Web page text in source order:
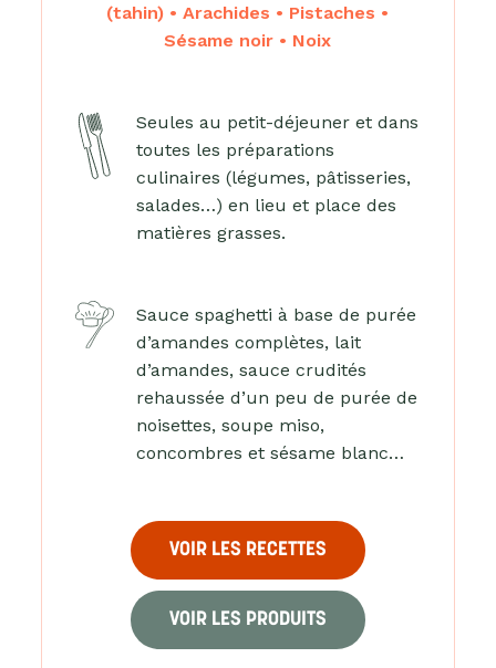
(tahin) • Arachides • Pistaches •
Sésame noir • Noix
Seules au petit-déjeuner et dans
toutes les préparations
culinaires (légumes, pâtisseries,
salades…) en lieu et place des
matières grasses.
Sauce spaghetti à base de purée
d’amandes complètes, lait
d’amandes, sauce crudités
rehaussée d’un peu de purée de
noisettes, soupe miso,
concombres et sésame blanc…
VOIR LES RECETTES
VOIR LES PRODUITS